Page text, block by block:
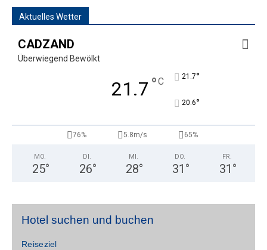
Aktuelles Wetter
CADZAND
Überwiegend Bewölkt
21.7 °C 21.7°
20.6°
76% 5.8m/s 65%
MO.
25°
DI.
26°
MI.
28°
DO.
31 °
FR.
31 °
Hotel suchen und buchen
Reiseziel